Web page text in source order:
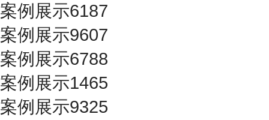
案例展示6187
案例展示9607
案例展示6788
案例展示1465
案例展示9325